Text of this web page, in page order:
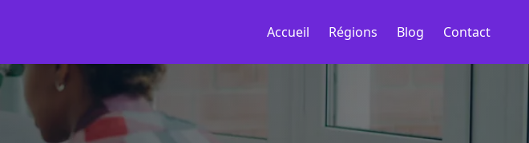
Accueil Régions Blog Contact